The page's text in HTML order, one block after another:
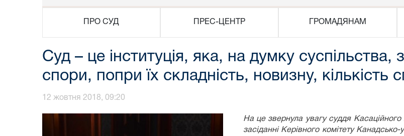
ПРО СУД ПРЕС-ЦЕНТР ГРОМАДЯНАМ
Суд – це інституція, яка, на думку суспільства,
спори, попри їх складність, новизну, кількість
12 жовтня 2018, 09:20
На це звернула увагу суддя
засіданні Керівного комітету